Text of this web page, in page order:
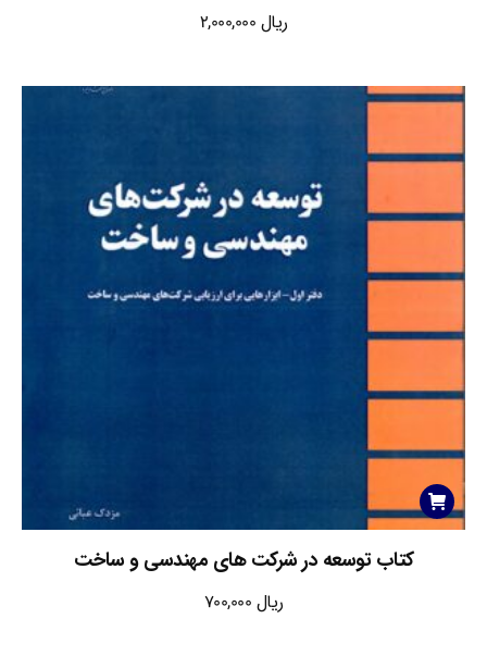
ریال
کتاب توسعه در شرکت های مهندسی و ساخت
ریال